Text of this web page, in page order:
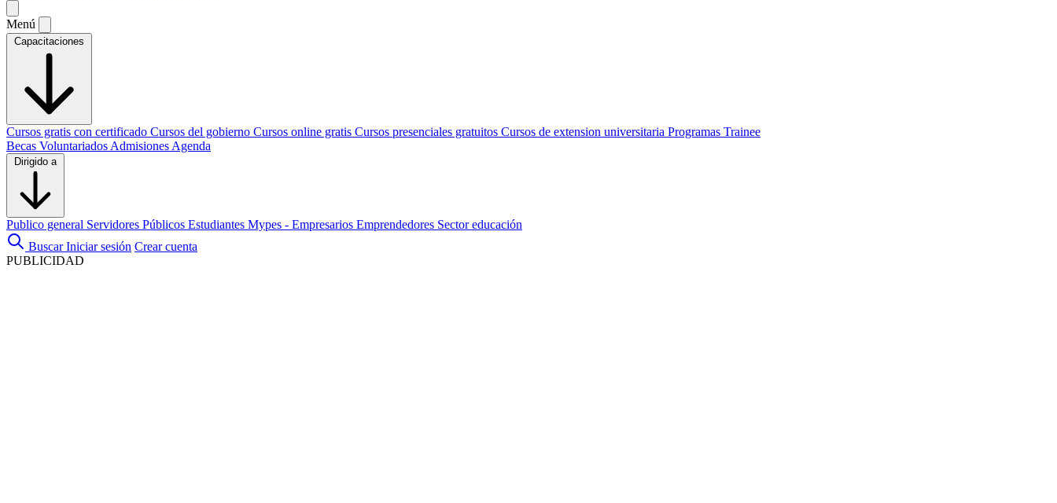
Menú
Capacitaciones
Cursos gratis con certificado Cursos del gobierno Cursos online gratis Cursos presenciales gratuitos Cursos de extension universitaria Programas Trainee
Becas Voluntariados Admisiones Agenda
Dirigido a
Publico general Servidores Públicos Estudiantes Mypes - Empresarios Emprendedores Sector educación
Buscar Iniciar sesión Crear cuenta
PUBLICIDAD